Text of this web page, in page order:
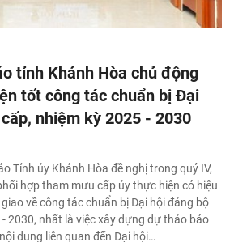
tỉnh Khánh Hòa chủ động
tốt công tác chuẩn bị Đại
nhiệm kỳ 2025 - 2030
Tỉnh ủy Khánh Hòa đề nghị trong quý IV,
hợp tham mưu cấp ủy thực hiện có hiệu
về công tác chuẩn bị Đại hội đảng bộ
2030, nhất là việc xây dựng dự thảo báo
dung liên quan đến Đại hội…